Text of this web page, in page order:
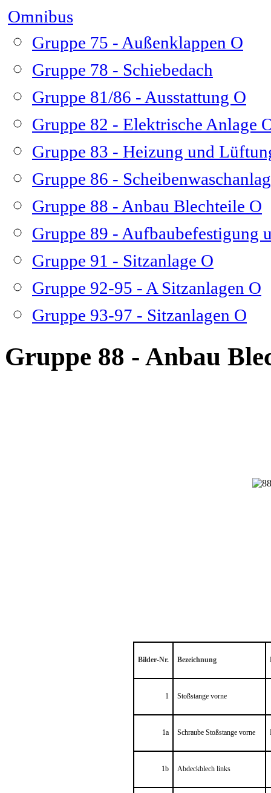
Omnibus
Gruppe 75 - Außenklappen O
Gruppe 78 - Schiebedach
Gruppe 81/86 - Ausstattung O
Gruppe 82 - Elektrische Anlage
Gruppe 83 - Heizung und
Gruppe 86 -
Gruppe 88 - Anbau Blechteile O
Gruppe 89 - Aufbaubefestigung
Gruppe 91 - Sitzanlage O
Gruppe 92-95 - A Sitzanlagen O
Gruppe 93-97 - Sitzanlagen O
Gruppe 88 - Anbau
Bilder-Nr. Bezeichnung
1 Stoßstange vorne
1a Schraube Stoßstange vorne
1b Abdeckblech links